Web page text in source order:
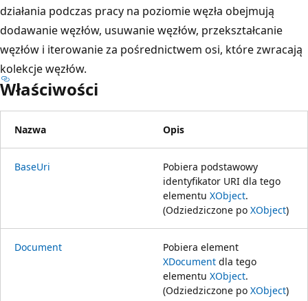
działania podczas pracy na poziomie węzła obejmują
dodawanie węzłów, usuwanie węzłów, przekształcanie
węzłów i iterowanie za pośrednictwem osi, które zwracają
kolekcje węzłów.
Właściwości
Nazwa Opis
BaseUri
Pobiera podstawowy
identyfikator URI dla tego
elementu XObject.
(Odziedziczone po XObject)
Document
Pobiera element
XDocument dla tego
elementu XObject.
(Odziedziczone po XObject)